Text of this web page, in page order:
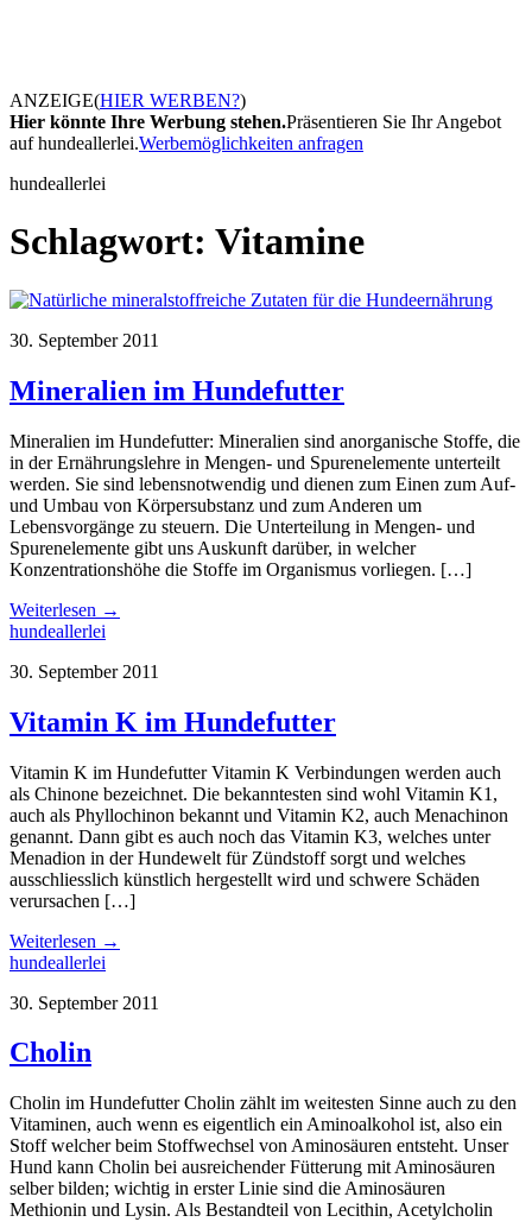
ANZEIGE(HIER WERBEN?)
Hier könnte Ihre Werbung stehen.Präsentieren Sie Ihr Angebot
auf hundeallerlei.Werbemöglichkeiten anfragen
hundeallerlei
Schlagwort: Vitamine
30. September 2011
Mineralien im Hundefutter
Mineralien im Hundefutter: Mineralien sind anorganische Stoffe, die
in der Ernährungslehre in Mengen- und Spurenelemente unterteilt
werden. Sie sind lebensnotwendig und dienen zum Einen zum Auf-
und Umbau von Körpersubstanz und zum Anderen um
Lebensvorgänge zu steuern. Die Unterteilung in Mengen- und
Spurenelemente gibt uns Auskunft darüber, in welcher
Konzentrationshöhe die Stoffe im Organismus vorliegen. […]
Weiterlesen →
hundeallerlei
30. September 2011
Vitamin K im Hundefutter
Vitamin K im Hundefutter Vitamin K Verbindungen werden auch
als Chinone bezeichnet. Die bekanntesten sind wohl Vitamin K1,
auch als Phyllochinon bekannt und Vitamin K2, auch Menachinon
genannt. Dann gibt es auch noch das Vitamin K3, welches unter
Menadion in der Hundewelt für Zündstoff sorgt und welches
ausschliesslich künstlich hergestellt wird und schwere Schäden
verursachen […]
Weiterlesen →
hundeallerlei
30. September 2011
Cholin
Cholin im Hundefutter Cholin zählt im weitesten Sinne auch zu den
Vitaminen, auch wenn es eigentlich ein Aminoalkohol ist, also ein
Stoff welcher beim Stoffwechsel von Aminosäuren entsteht. Unser
Hund kann Cholin bei ausreichender Fütterung mit Aminosäuren
selber bilden; wichtig in erster Linie sind die Aminosäuren
Methionin und Lysin. Als Bestandteil von Lecithin, Acetylcholin